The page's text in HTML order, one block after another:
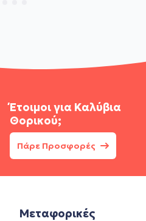
Έτοιμοι για Καλύβια
Θορικού;
Πάρε Προσφορές
Μεταφορικές